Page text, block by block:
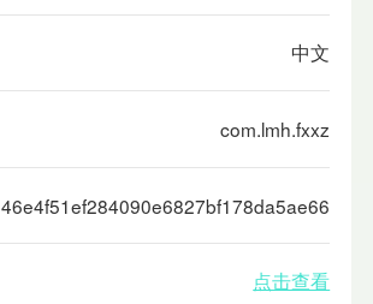
中文
com.lmh.fxxz
46e4f51ef284090e6827bf178da5ae66
点击查看